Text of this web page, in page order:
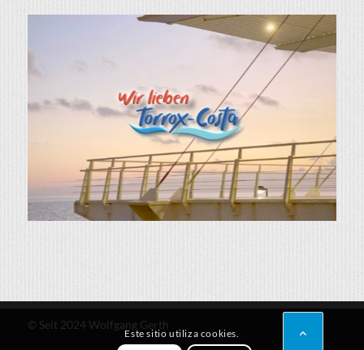
© Seit 2024 Wolfgang Gerth
Este sitio utiliza cookies.